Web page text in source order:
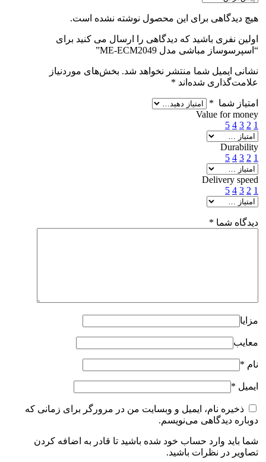
هیچ دیدگاهی برای این محصول نوشته نشده است.
اولین نفری باشید که دیدگاهی را ارسال می کنید برای
“اسپرسوساز مباشی مدل ME-ECM2049”
نشانی ایمیل شما منتشر نخواهد شد. بخش‌های موردنیاز
علامت‌گذاری شده‌اند *
امتیاز شما *
Value for money
1
2
3
4
5
Durability
1
2
3
4
5
Delivery speed
1
2
3
4
5
دیدگاه شما *
مزایا
معایب
نام *
ایمیل *
ذخیره نام، ایمیل و وبسایت من در مرورگر برای زمانی که
دوباره دیدگاهی می‌نویسم.
شما باید وارد حساب خود شده باشید تا قادر به اضافه کردن
تصاویر در نظرات باشید.